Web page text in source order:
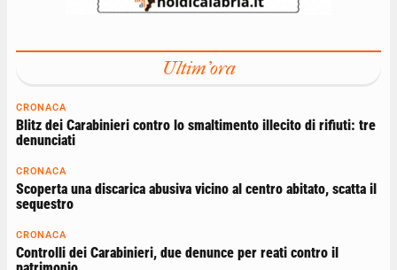
Ultim'ora
CRONACA
Blitz dei Carabinieri contro lo smaltimento illecito di rifiuti: tre
denunciati
CRONACA
Scoperta una discarica abusiva vicino al centro abitato, scatta il
sequestro
CRONACA
Controlli dei Carabinieri, due denunce per reati contro il